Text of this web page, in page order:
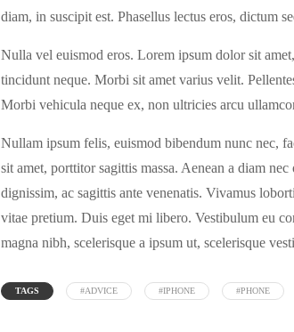
diam, in suscipit est. Phasellus lectus eros, dictum
Nulla vel euismod eros. Lorem ipsum dolor sit
tincidunt neque. Morbi sit amet varius velit.
Morbi vehicula neque ex, non ultricies arcu
Nullam ipsum felis, euismod bibendum nunc nec,
sit amet, porttitor sagittis massa. Aenean a diam
dignissim, ac sagittis ante venenatis. Vivamus
vitae pretium. Duis eget mi libero. Vestibulum eu
magna nibh, scelerisque a ipsum ut, scelerisque
TAGS #ADVICE #IPHONE #PHONE